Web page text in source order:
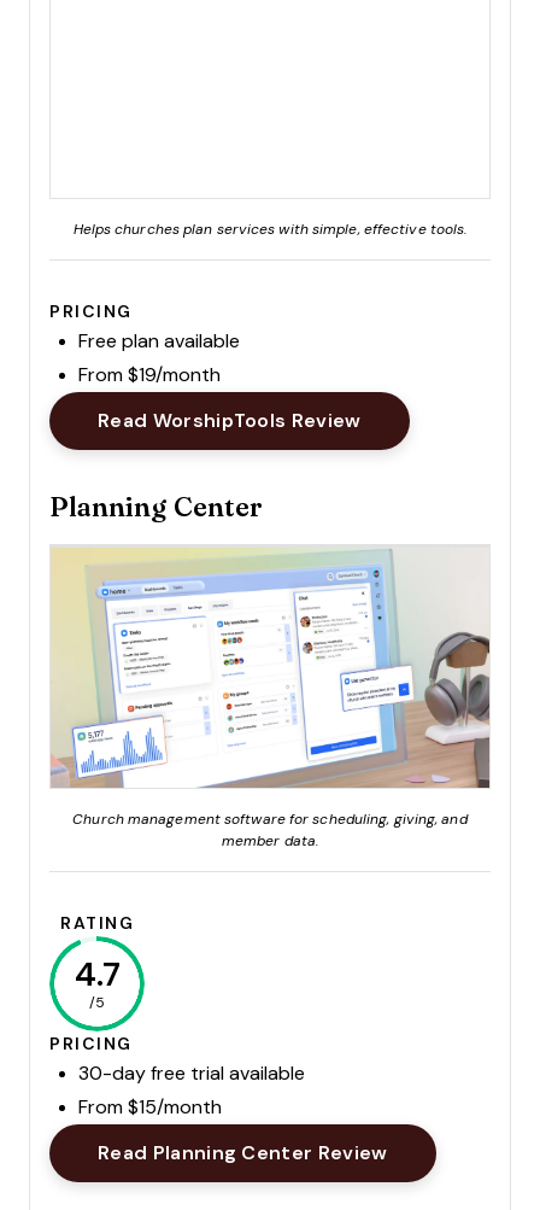
Helps churches plan services with simple, effective tools.
PRICING
Free plan available
From $19/month
Read WorshipTools ReviewOpens New
Planning Center
Church management software for scheduling, giving, and
member data.
RATING
4.7
/5
PRICING
30-day free trial available
From $15/month
Read Planning Center ReviewOpens New